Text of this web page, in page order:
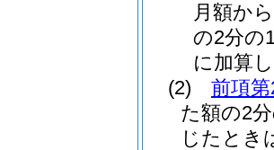
月額か
の2分の
に加算
(2)
前項
た額の2
じたとき